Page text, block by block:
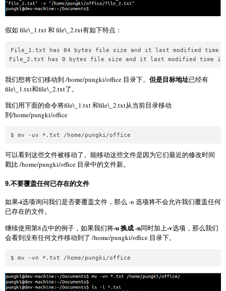
假如 file\_1.txt 和 file\_2.txt有如下特点：
File_1.txt has 84 bytes file size and it last modified time
我们想将它们移动到 /home/pungki/office 目录下。 但是目标地址已经有
file\_1.txt和file\_2.txt了。
我们用下面的命令将file\_1.txt 和file\_2.txt从当前目录移动
到/home/pungki/office
可以看到这些文件被移动了。能移动这些文件是因为它们最近的修改时间
戳比 /home/pungki/office 目录中的文件新。
9.不要覆盖任何已存在的文件
如果-i选项询问我们是否要覆盖文件，那么 -n 选项将不会允许我们覆盖任何
已存在的文件。
继续使用第8点中的例子，如果我们将-u 换成 -n同时加上-v选项，那么我们
会看到没有任何文件移动到了 /home/pungki/office 目录下。